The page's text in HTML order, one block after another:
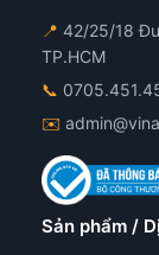
📍 42/25/18
TP.HCM
📞
✉️
Sản phẩm /